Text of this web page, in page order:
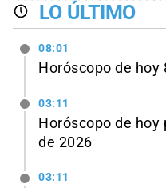
LO ÚLTIMO
08:01
Horóscopo de hoy
03:11
Horóscopo de hoy
de 2026
03:11